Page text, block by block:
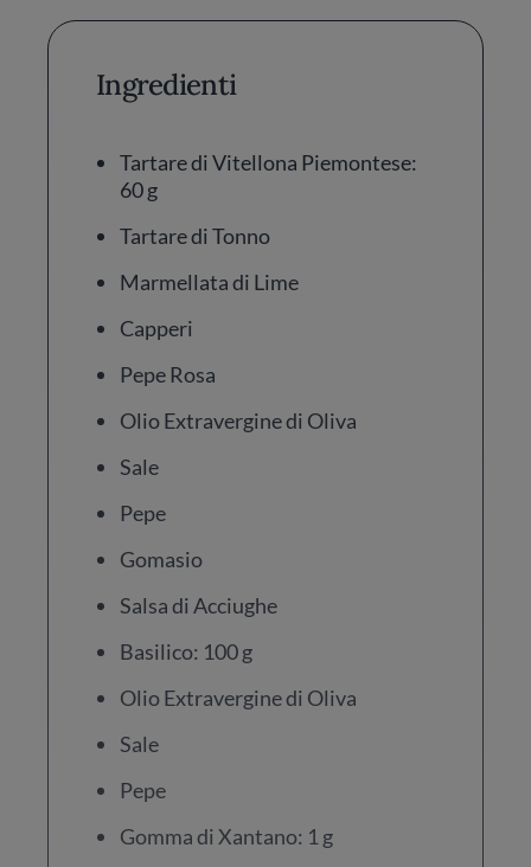
Ingredienti
Tartare di Vitellona Piemontese:
60 g
Tartare di Tonno
Marmellata di Lime
Capperi
Pepe Rosa
Olio Extravergine di Oliva
Sale
Pepe
Gomasio
Salsa di Acciughe
Basilico: 100 g
Olio Extravergine di Oliva
Sale
Pepe
Gomma di Xantano: 1 g